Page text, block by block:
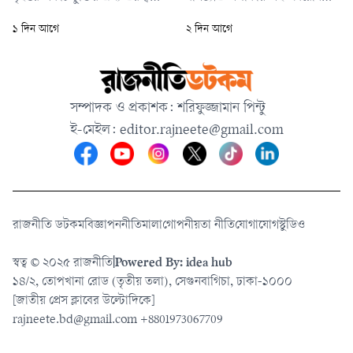
ফেব্রুয়ারি ইরানে যুক্তরাষ্ট্র ও
শুরু হয়। এর পর বিশ্বের গুরুত্বপূর্ণ
জ্বালানি রপ্তানি পথ হরমুজ
প্রণালিতে ইরান কার্যত নিয়ন্ত্রণ
১ দিন আগে ২ দিন আগে
সম্পাদক ও প্রকাশক: শরিফুজ্জামান পিন্টু
ই-মেইল: editor.rajneete@gmail.com
রাজনীতি ডটকমবিজ্ঞাপননীতিমালাগোপনীয়তা নীতিযোগাযোগস্টুডিও
স্বত্ব © ২০২৫ রাজনীতিPowered By: idea hub
১৪/২, তোপখানা রোড (তৃতীয় তলা), সেগুনবাগিচা, ঢাকা-১০০০
[জাতীয় প্রেস ক্লাবের উল্টোদিকে]
rajneete.bd@gmail.com +8801973067709